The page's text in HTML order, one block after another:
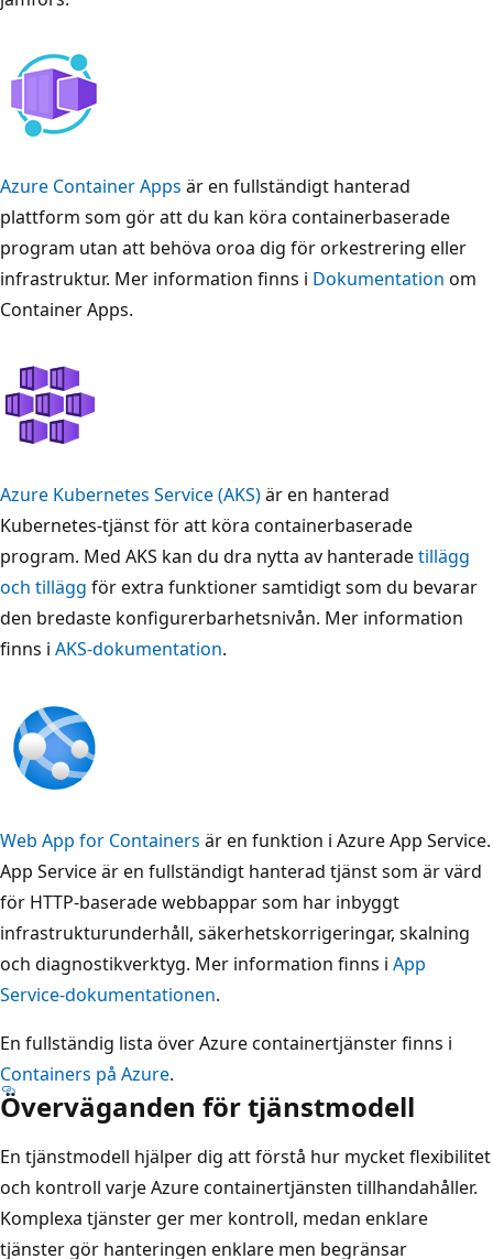
Azure Container Apps är en fullständigt hanterad
plattform som gör att du kan köra containerbaserade
program utan att behöva oroa dig för orkestrering eller
infrastruktur. Mer information finns i Dokumentation om
Container Apps.
Azure Kubernetes Service (AKS)är en hanterad
Kubernetes-tjänst för att köra containerbaserade
program. Med AKS kan du dra nytta av hanteradetillägg
och tillägg för extra funktioner samtidigt som du bevarar
den bredaste konfigurerbarhetsnivån. Mer information
finns i AKS-dokumentation.
Web App for Containers är en funktion i Azure App Service.
App Service är en fullständigt hanterad tjänst som är värd
för HTTP-baserade webbappar som har inbyggt
infrastrukturunderhåll, säkerhetskorrigeringar, skalning
och diagnostikverktyg. Mer information finns i App
Service-dokumentationen.
En fullständig lista över Azure containertjänster finns i
Containers på Azure.
Överväganden för tjänstmodell
En tjänstmodell hjälper dig att förstå hur mycket flexibilitet
och kontroll varje Azure containertjänsten tillhandahåller.
Komplexa tjänster ger mer kontroll, medan enklare
tjänster gör hanteringen enklare men begränsar